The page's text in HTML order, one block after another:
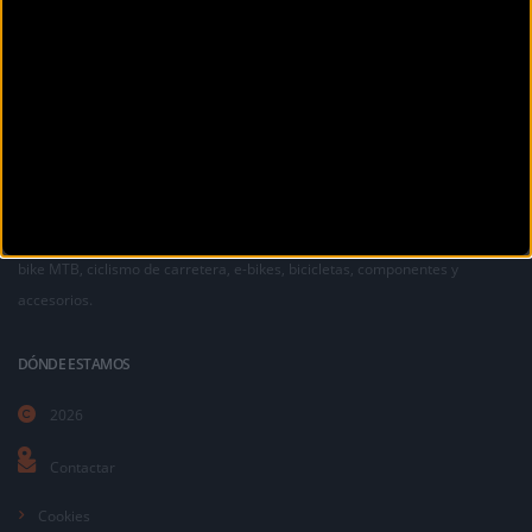
bike MTB, ciclismo de carretera, e-bikes, bicicletas, componentes y
accesorios.
DÓNDE ESTAMOS
2026
Contactar
Cookies